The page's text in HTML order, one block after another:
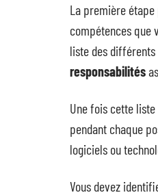
La première
compétences que
liste des
responsabilités
Une fois cette liste
pendant chaque
logiciels ou
Vous devez